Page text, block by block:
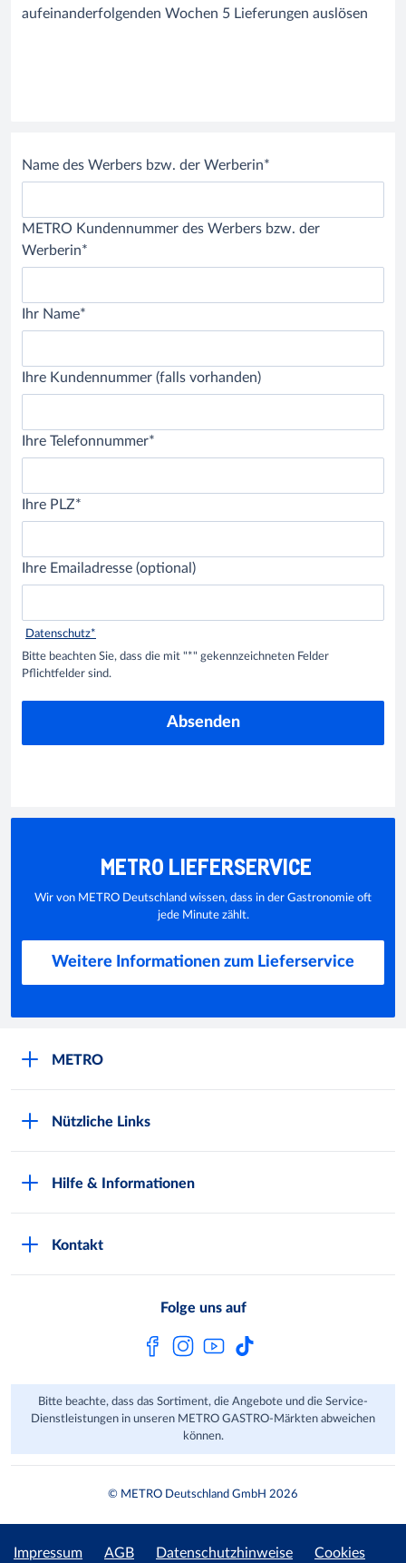
aufeinanderfolgenden Wochen 5 Lieferungen auslösen
Name des Werbers bzw. der Werberin*
METRO Kundennummer des Werbers bzw. der
Werberin*
Ihr Name*
Ihre Kundennummer (falls vorhanden)
Ihre Telefonnummer*
Ihre PLZ*
Ihre Emailadresse (optional)
Datenschutz*
Bitte beachten Sie, dass die mit "*" gekennzeichneten Felder
Pflichtfelder sind.
METRO LIEFERSERVICE
Wir von METRO Deutschland wissen, dass in der Gastronomie oft
jede Minute zählt.
Weitere Informationen zum Lieferservice
METRO
Presse
Nützliche Links
Hilfe & Informationen
Kundenfeedback
FAQ
Kontakt
Folge uns auf
Bitte beachte, dass das Sortiment, die Angebote und die Service-
Dienstleistungen in unseren METRO GASTRO-Märkten abweichen
können.
© METRO Deutschland GmbH 2026
Impressum AGB Datenschutzhinweise Cookies